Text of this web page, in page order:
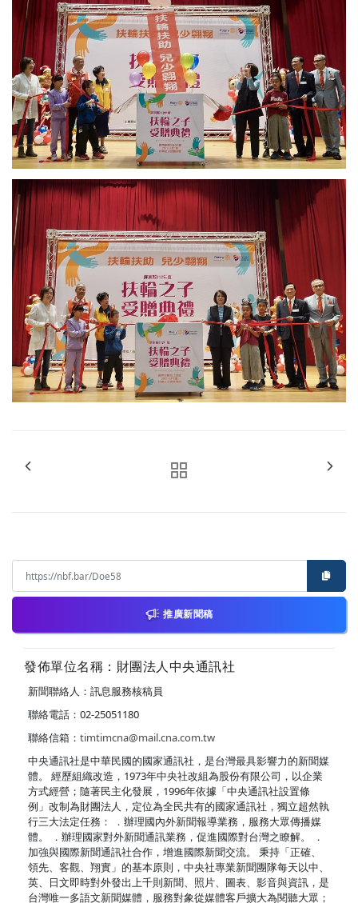
推廣新聞稿
發佈單位名稱：財團法人中央通訊社
新聞聯絡人：訊息服務核稿員
聯絡電話：02-25051180
聯絡信箱： timtimcna@mail.cna.com.tw
中央通訊社是中華民國的國家通訊社，是台灣最具影響力的新聞媒
體。 經歷組織改造，1973年中央社改組為股份有限公司，以企業
方式經營；隨著民主化發展，1996年依據「中央通訊社設置條
例」改制為財團法人，定位為全民共有的國家通訊社，獨立超然執
行三大法定任務： ．辦理國內外新聞報導業務，服務大眾傳播媒
體。 ．辦理國家對外新聞通訊業務，促進國際對台灣之瞭解。 ．
加強與國際新聞通訊社合作，增進國際新聞交流。 秉持「正確、
領先、客觀、翔實」的基本原則，中央社專業新聞團隊每天以中、
英、日文即時對外發出上千則新聞、照片、圖表、影音與資訊，是
台灣唯一多語文新聞媒體，服務對象從媒體客戶擴大為閱聽大眾；